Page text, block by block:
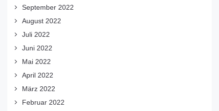
September 2022
August 2022
Juli 2022
Juni 2022
Mai 2022
April 2022
März 2022
Februar 2022